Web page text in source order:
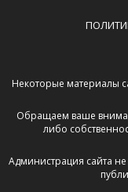
призывы к
пожалейте
очень
Не пишите
буквами.
Не
важно
Не
Некоторые материалы
Обращаем ваше
либо
Администрация сайта